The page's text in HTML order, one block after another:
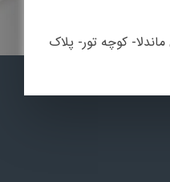
کوچه تور- پلاک